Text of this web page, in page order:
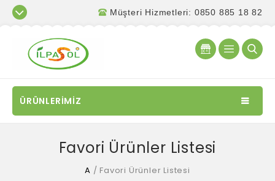
Müşteri Hizmetleri: 0850 885 18 82
ÜRÜNLERİMİZ
Favori Ürünler Listesi
A / Favori Ürünler Listesi